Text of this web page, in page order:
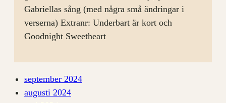
Gabriellas sång (med några små ändringar i
verserna) Extranr: Underbart är kort och
Goodnight Sweetheart
september 2024
augusti 2024